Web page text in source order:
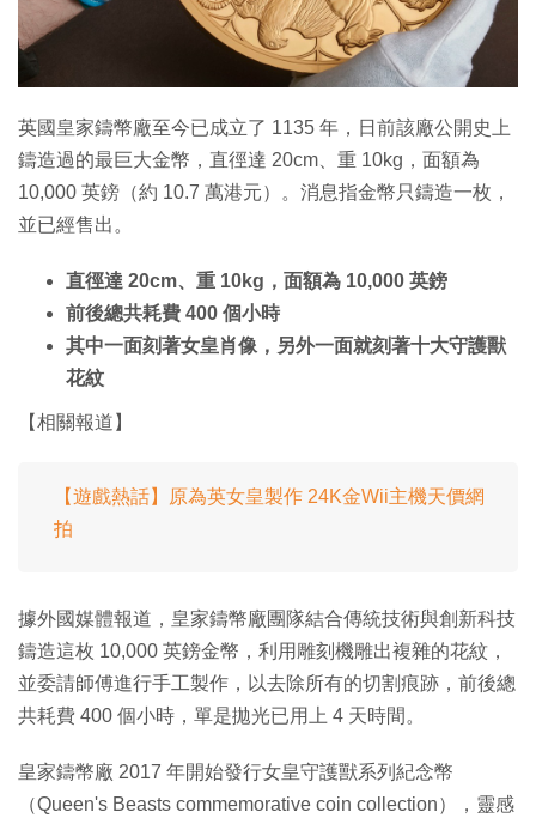
英國皇家鑄幣廠至今已成立了 1135 年，日前該廠公開史上
鑄造過的最巨大金幣，直徑達 20cm、重 10kg，面額為
10,000 英鎊（約 10.7 萬港元）。消息指金幣只鑄造一枚，
並已經售出。
直徑達 20cm、重 10kg，面額為 10,000 英鎊
前後總共耗費 400 個小時
其中一面刻著女皇肖像，另外一面就刻著十大守護獸
花紋
【相關報道】
【遊戲熱話】原為英女皇製作 24K金Wii主機天價網
拍
據外國媒體報道，皇家鑄幣廠團隊結合傳統技術與創新科技
鑄造這枚 10,000 英鎊金幣，利用雕刻機雕出複雜的花紋，
並委請師傅進行手工製作，以去除所有的切割痕跡，前後總
共耗費 400 個小時，單是拋光已用上 4 天時間。
皇家鑄幣廠 2017 年開始發行女皇守護獸系列紀念幣
（Queen's Beasts commemorative coin collection），靈感